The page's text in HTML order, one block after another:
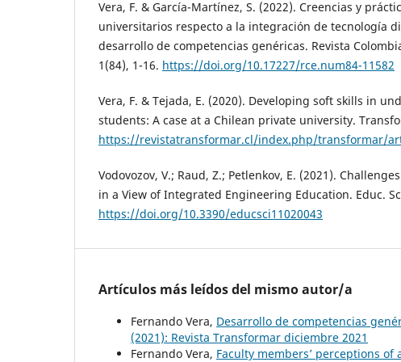
Vera, F. & García-Martínez, S. (2022). Creencias y
universitarios respecto a la integración de tecnología
desarrollo de competencias genéricas. Revista
1(84), 1-16. https://doi.org/10.17227/rce.num84-11582
Vera, F. & Tejada, E. (2020). Developing soft skills in
students: A case at a Chilean private university.
https://revistatransformar.cl/index.php/transformar/
Vodovozov, V.; Raud, Z.; Petlenkov, E. (2021).
in a View of Integrated Engineering Education. Educ.
https://doi.org/10.3390/educsci11020043
Artículos más leídos del mismo autor/a
Fernando Vera, Desarrollo de competencias
(2021): Revista Transformar diciembre 2021
Fernando Vera, Faculty members’ perceptions